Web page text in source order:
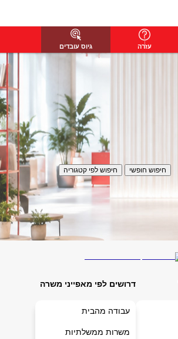
עזרה גיוס עובדים
חיפוש חופשי חיפוש לפי קטגוריה
דרושים לפי מאפייני משרה
עבודה מהבית
משרות ממשלתיות